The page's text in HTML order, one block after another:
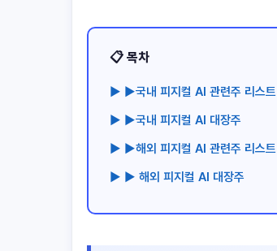
📋 목차
▶ ▶국내 피지컬 AI 관련주 리스트
▶ ▶국내 피지컬 AI 대장주
▶ ▶해외 피지컬 AI 관련주 리스트
▶ ▶ 해외 피지컬 AI 대장주